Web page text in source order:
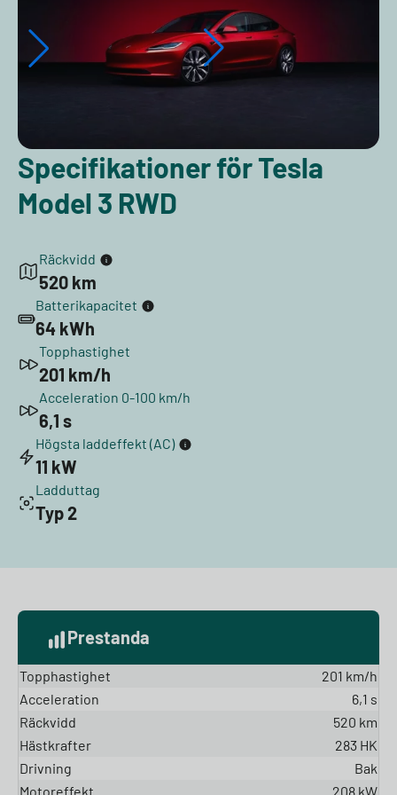
Specifikationer för Tesla
Model 3 RWD
Räckvidd
520 km
Batterikapacitet
64 kWh
Topphastighet
201 km/h
Acceleration 0-100 km/h
6,1 s
Högsta laddeffekt (AC)
11 kW
Ladduttag
Typ 2
Prestanda
Topphastighet
201 km/h
Acceleration
6,1 s
Räckvidd
520 km
Hästkrafter
283 HK
Drivning
Bak
Motoreffekt
208 kW